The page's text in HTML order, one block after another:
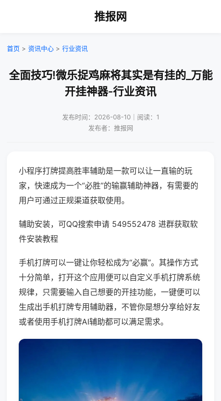
推报网
首页 > 资讯中心 > 行业资讯
全面技巧!微乐捉鸡麻将其实是有挂的_万能
开挂神器-行业资讯
发布时间：2026-08-10｜阅读：1
发布者：推报网
小程序打牌提高胜率辅助是一款可以让一直输的玩
家，快速成为一个“必胜”的输赢辅助神器，有需要的
用户可通过正规渠道获取使用。
辅助安装，可QQ搜索申请 549552478 进群获取软
件安装教程
手机打牌可以一键让你轻松成为“必赢”。其操作方式
十分简单，打开这个应用便可以自定义手机打牌系统
规律，只需要输入自己想要的开挂功能，一键便可以
生成出手机打牌专用辅助器，不管你是想分享给好友
或者使用手机打牌AI辅助都可以满足需求。